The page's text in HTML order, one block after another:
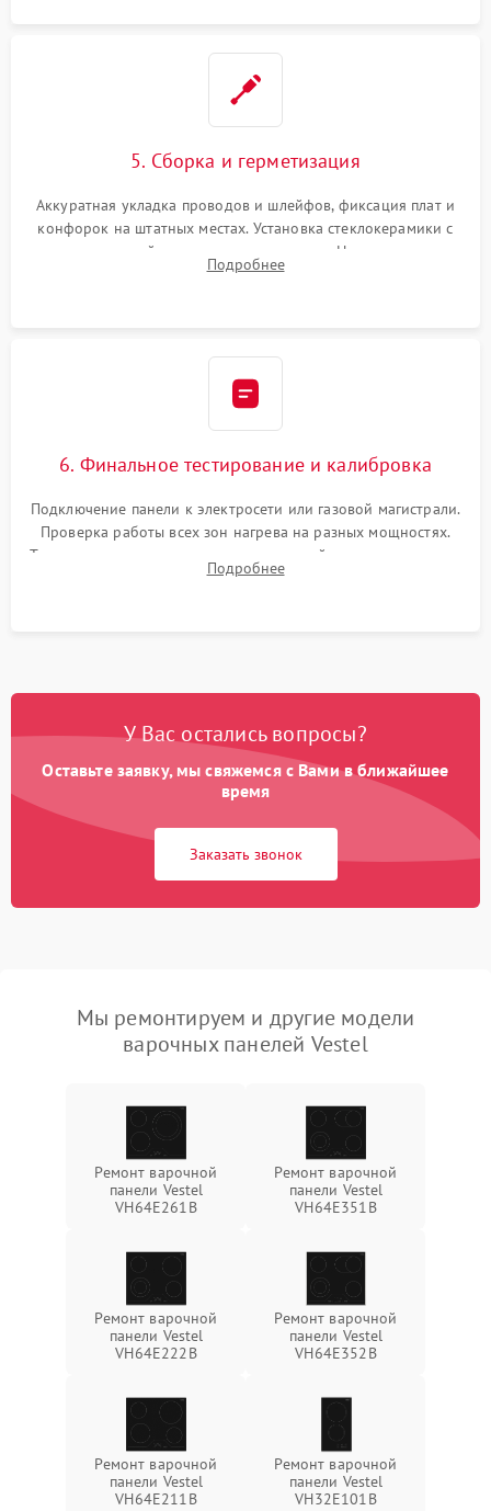
5. Сборка и герметизация
Аккуратная укладка проводов и шлейфов, фиксация плат и
конфорок на штатных местах. Установка стеклокерамики с
проверкой равномерности зазоров. Нанесение
термостойкого герметика или укладка уплотнительной
Подробнее
6. Финальное тестирование и калибровка
Подключение панели к электросети или газовой магистрали.
Проверка работы всех зон нагрева на разных мощностях.
Тестирование сенсорного управления, таймера, индикаторов
остаточного тепла и систем защиты от перегрева.
Подробнее
У Вас остались вопросы?
Оставьте заявку, мы свяжемся с Вами в ближайшее
время
Заказать звонок
Мы ремонтируем и другие модели
варочных панелей Vestel
Ремонт варочной
панели Vestel
VH64E261B
Ремонт варочной
панели Vestel
VH64E351B
Ремонт варочной
панели Vestel
VH64E222B
Ремонт варочной
панели Vestel
VH64E352B
Ремонт варочной
панели Vestel
VH64E211B
Ремонт варочной
панели Vestel
VH32E101B